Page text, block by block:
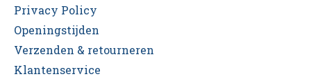
Privacy Policy
Openingstijden
Verzenden & retourneren
Klantenservice